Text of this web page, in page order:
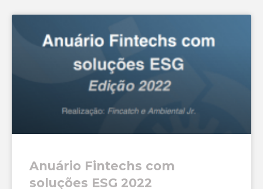
Anuário Fintechs com
soluções ESG 2022